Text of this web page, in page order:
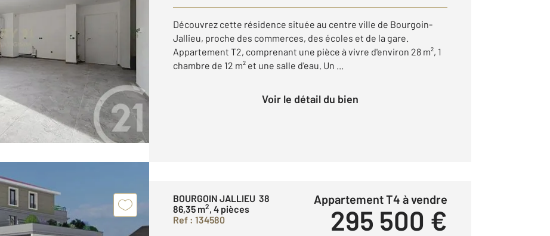
Découvrez cette résidence située au centre ville de Bourgoin-
Jallieu, proche des commerces, des écoles et de la gare.
Appartement T2, comprenant une pièce à vivre d'environ 28 m², 1
chambre de 12 m² et une salle d'eau. Un ...
Voir le détail du bien
BOURGOIN JALLIEU 38
86,35 m2, 4 pièces
Ref : 134580
Appartement T4 à vendre
295 500 €